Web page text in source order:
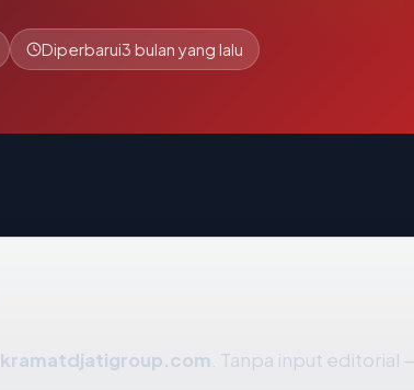
Diperbarui3 bulan yang lalu
kramatdjatigroup.com . Tanpa input editorial